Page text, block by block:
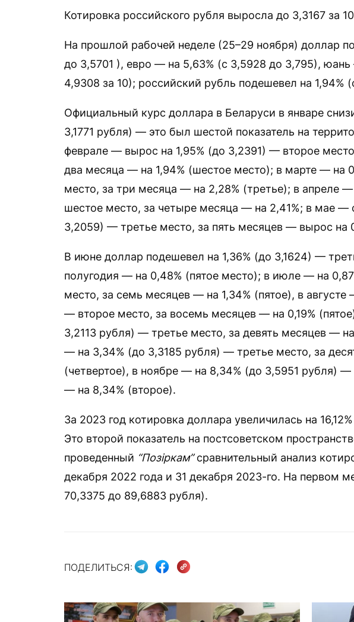
Котировка российского рубля выросла до 3,3167 за
На прошлой рабочей неделе (25–29 ноября) доллар
до 3,5701 ), евро — на 5,63% (с 3,5928 до 3,795),
4,9308 за 10); российский рубль подешевел на 1,94%
Официальный курс доллара в Беларуси в январе
3,1771 рубля) — это был шестой показатель на
феврале — вырос на 1,95% (до 3,2391) — второе
два месяца — на 1,94% (шестое место); в марте — на
место, за три месяца — на 2,28% (третье); в апреле
шестое место, за четыре месяца — на 2,41%; в мае —
3,2059) — третье место, за пять месяцев — вырос на
В июне доллар подешевел на 1,36% (до 3,1624) —
полугодия — на 0,48% (пятое место); в июле — на
место, за семь месяцев — на 1,34% (пятое), в
— второе место, за восемь месяцев — на 0,19%
3,2113 рубля) — третье место, за девять месяцев —
— на 3,34% (до 3,3185 рубля) — третье место, за
(четвертое), в ноябре — на 8,34% (до 3,5951 рубля) —
— на 8,34% (второе).
За 2023 год котировка доллара увеличилась на
Это второй показатель на постсоветском
проведенный “Позіркам”сравнительный анализ
декабря 2022 года и 31 декабря 2023-го. На первом
70,3375 до 89,6883 рубля).
ПОДЕЛИТЬСЯ: